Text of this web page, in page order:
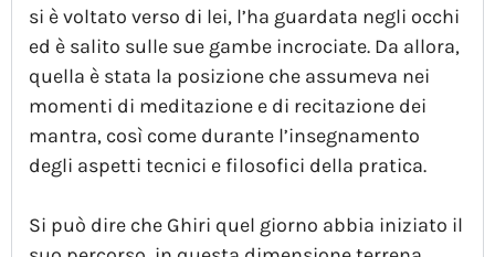
si è voltato verso di lei, l’ha guardata negli occhi
ed è salito sulle sue gambe incrociate. Da allora,
quella è stata la posizione che assumeva nei
momenti di meditazione e di recitazione dei
mantra, così come durante l’insegnamento
degli aspetti tecnici e filosofici della pratica.
Si può dire che Ghiri quel giorno abbia iniziato il